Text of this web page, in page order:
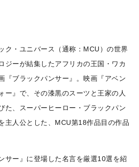
ク・ユニバース（通称：MCU）の世界
ジーが結集したアフリカの王国・ワカ
『ブラックパンサー』。映画『アベン
ー』で、その漆黒のスーツと王家の人
た、スーパーヒーロー・ブラックパン
主人公とした、MCU第18作品目の作品
サー』に登場した名言を厳選10選を紹